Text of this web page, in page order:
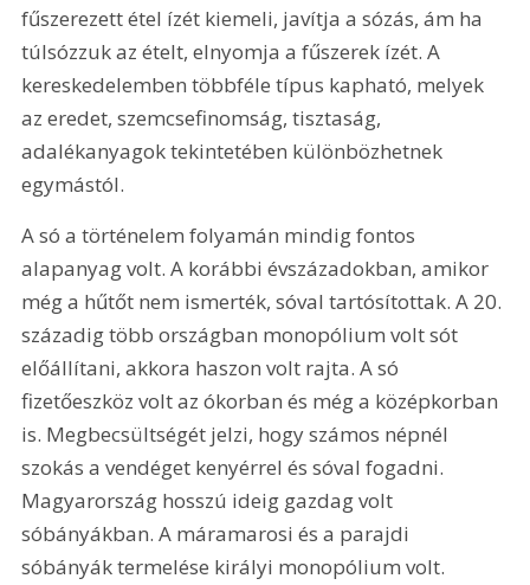
fűszerezett étel ízét kiemeli, javítja a sózás, ám ha
túlsózzuk az ételt, elnyomja a fűszerek ízét. A
kereskedelemben többféle típus kapható, melyek
az eredet, szemcsefinomság, tisztaság,
adalékanyagok tekintetében különbözhetnek
egymástól.
A só a történelem folyamán mindig fontos
alapanyag volt. A korábbi évszázadokban, amikor
még a hűtőt nem ismerték, sóval tartósítottak. A 20.
századig több országban monopólium volt sót
előállítani, akkora haszon volt rajta. A só
fizetőeszköz volt az ókorban és még a középkorban
is. Megbecsültségét jelzi, hogy számos népnél
szokás a vendéget kenyérrel és sóval fogadni.
Magyarország hosszú ideig gazdag volt
sóbányákban. A máramarosi és a parajdi
sóbányák termelése királyi monopólium volt.